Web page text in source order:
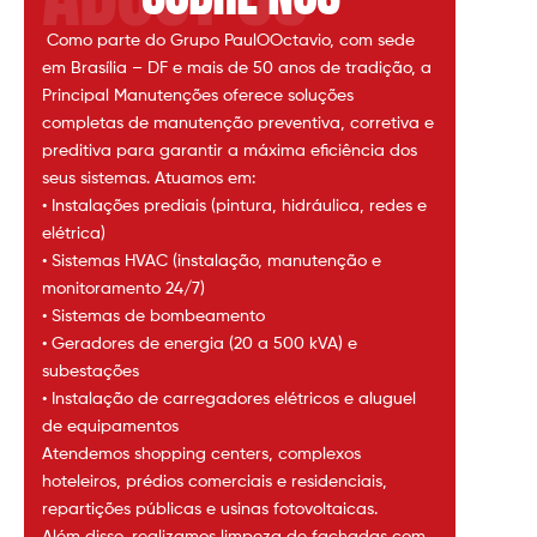
Como parte do Grupo PaulOOctavio, com sede
em Brasília – DF e mais de 50 anos de tradição, a
Principal Manutenções oferece soluções
completas de manutenção preventiva, corretiva e
preditiva para garantir a máxima eficiência dos
seus sistemas. Atuamos em:
• Instalações prediais (pintura, hidráulica, redes e
elétrica)
• Sistemas HVAC (instalação, manutenção e
monitoramento 24/7)
• Sistemas de bombeamento
• Geradores de energia (20 a 500 kVA) e
subestações
• Instalação de carregadores elétricos e aluguel
de equipamentos
Atendemos shopping centers, complexos
hoteleiros, prédios comerciais e residenciais,
repartições públicas e usinas fotovoltaicas.